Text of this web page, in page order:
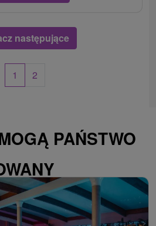
następujące
1 2
PAŃSTWO